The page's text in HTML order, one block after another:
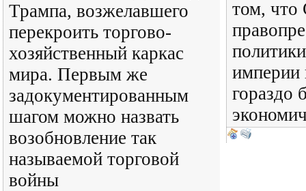
Трампа, возжелавшего
перекроить торгово-
хозяйственный каркас
мира. Первым же
задокументированным
шагом можно назвать
возобновление так
называемой торговой
войны
том,
империи
гораздо